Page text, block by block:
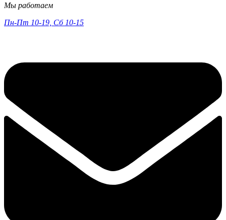
Мы работаем
Пн-Пт 10-19, Сб 10-15